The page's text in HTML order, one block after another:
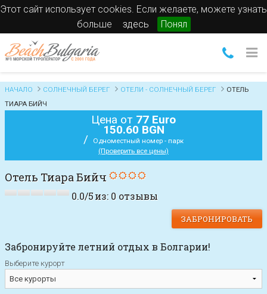
Этот сайт использует cookies. Если желаете, можете узнать
больше
здесь Понял
НАЧАЛО СОЛНЕЧНЫЙ БЕРЕГ ОТЕЛИ - СОЛНЕЧНЫЙ БЕРЕГ
ОТЕЛЬ
ТИАРА БИЙЧ
Цена от 77 Euro
150.60 BGN
/
Одноместный номер - парк
(Проверить все цены)
Отель Тиара Бийч
0.0/5из:0 отзывы
ЗАБРОНИРОВАТЬ
Забронируйте летний отдых в Болгарии!
Выберите курорт